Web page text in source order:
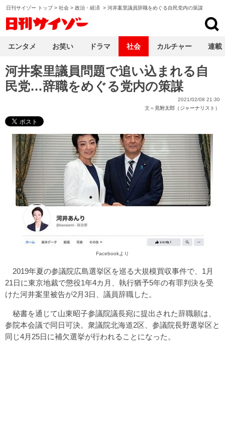
日刊サイゾー トップ> 社会 > 政治・経済 > 河井案里議員辞職をめぐる自民党内の策謀
河井案里議員問題で追い込まれる自
民党…辞職をめぐる党内の策謀
2021/02/08 21:30
文＝ 見附太郎（ジャーナリスト）
Facebookより
2019年夏の参議院広島選挙区を巡る大規模買収事件で、1月
21日に東京地裁で懲役1年4カ月、執行猶予5年の有罪判決を受
けた河井案里被告が2月3日、議員辞職した。
秘書を通じて山東昭子参議院議長宛に提出された辞職願は、
参院本会議で同日可決。衆議院北海道2区、参議院長野選挙区と
同じ4月25日に補欠選挙が行われることになった。
エンタメ お笑い ドラマ 社会 カルチャー 連載